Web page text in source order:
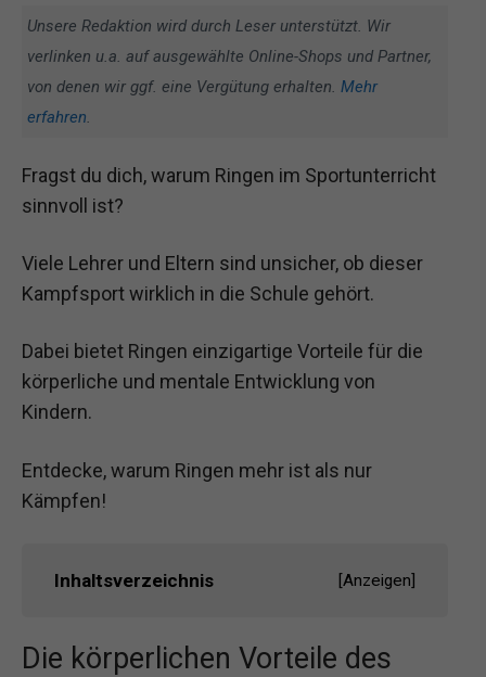
Unsere Redaktion wird durch Leser unterstützt. Wir
verlinken u.a. auf ausgewählte Online-Shops und Partner,
von denen wir ggf. eine Vergütung erhalten. Mehr
erfahren.
Fragst du dich, warum Ringen im Sportunterricht
sinnvoll ist?
Viele Lehrer und Eltern sind unsicher, ob dieser
Kampfsport wirklich in die Schule gehört.
Dabei bietet Ringen einzigartige Vorteile für die
körperliche und mentale Entwicklung von
Kindern.
Entdecke, warum Ringen mehr ist als nur
Kämpfen!
Inhaltsverzeichnis [Anzeigen]
Die körperlichen Vorteile des